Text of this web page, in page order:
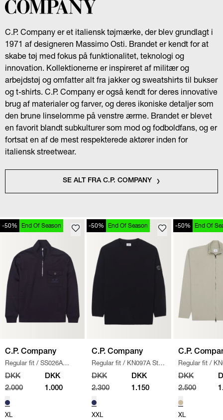
C.P. Company er et italiensk tøjmærke, der blev grundlagt i
1971 af designeren Massimo Osti. Brandet er kendt for at
skabe tøj med fokus på funktionalitet, teknologi og
innovation. Kollektionerne er inspireret af militær og
arbejdstøj og omfatter alt fra jakker og sweatshirts til bukser
og t-shirts. C.P. Company er også kendt for deres innovative
brug af materialer og farver, og deres ikoniske detaljer som
den brune linselomme på venstre ærme. Brandet er blevet
en favorit blandt subkulturer som mod og fodboldfans, og er
fortsat en af de mest respekterede aktører inden for
italiensk streetwear.
SE ALT FRA C.P. COMPANY
-50% End Of Season
C.P. Company
Regular fit / SS026A
005086W SWEATSHIRT
DKK
2.000
DKK
1.000
XL
-50% End Of Season
C.P. Company
Regular fit / KN097A Strik
/ NAVY
DKK
2.300
DKK
1.150
XXL
-50% End Of
C.P.
Regular fit /
110560A STRIK
DKK
2.500
XL